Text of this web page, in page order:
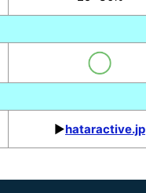
▶︎hataractive.jp